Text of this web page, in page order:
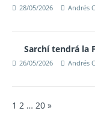
28/05/2026 Andrés
Sarchí tendrá la
26/05/2026 Andrés
1 2 … 20 »